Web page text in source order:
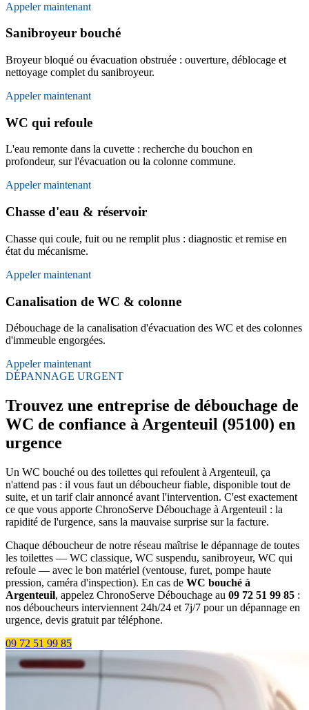
Appeler maintenant
Sanibroyeur bouché
Broyeur bloqué ou évacuation obstruée : ouverture, déblocage et
nettoyage complet du sanibroyeur.
Appeler maintenant
WC qui refoule
L'eau remonte dans la cuvette : recherche du bouchon en
profondeur, sur l'évacuation ou la colonne commune.
Appeler maintenant
Chasse d'eau & réservoir
Chasse qui coule, fuit ou ne remplit plus : diagnostic et remise en
état du mécanisme.
Appeler maintenant
Canalisation de WC & colonne
Débouchage de la canalisation d'évacuation des WC et des colonnes
d'immeuble engorgées.
Appeler maintenant
DÉPANNAGE URGENT
Trouvez une entreprise de débouchage de
WC de confiance à Argenteuil (95100) en
urgence
Un WC bouché ou des toilettes qui refoulent à Argenteuil, ça
n'attend pas : il vous faut un déboucheur fiable, disponible tout de
suite, et un tarif clair annoncé avant l'intervention. C'est exactement
ce que vous apporte ChronoServe Débouchage à Argenteuil : la
rapidité de l'urgence, sans la mauvaise surprise sur la facture.
Chaque déboucheur de notre réseau maîtrise le dépannage de toutes
les toilettes — WC classique, WC suspendu, sanibroyeur, WC qui
refoule — avec le bon matériel (ventouse, furet, pompe haute
pression, caméra d'inspection). En cas de WC bouché à
Argenteuil, appelez ChronoServe Débouchage au 09 72 51 99 85 :
nos déboucheurs interviennent 24h/24 et 7j/7 pour un dépannage en
urgence, devis gratuit par téléphone.
09 72 51 99 85